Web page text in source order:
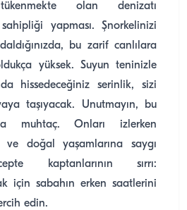
olan denizatı
yapması. Şnorkelinizi
bu zarif canlılara
yüksek. Suyun teninizle
hissedeceğiniz serinlik, sizi
taşıyacak. Unutmayın, bu
muhtaç. Onları izlerken
ve doğal yaşamlarına saygı
kaptanlarının sırrı:
için sabahın erken saatlerini
edin.